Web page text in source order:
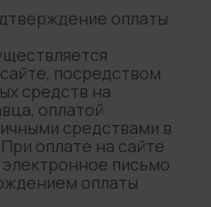
оплаты
посредством
средств на
оплатой
средствами в
оплате на сайте
письмо
оплаты